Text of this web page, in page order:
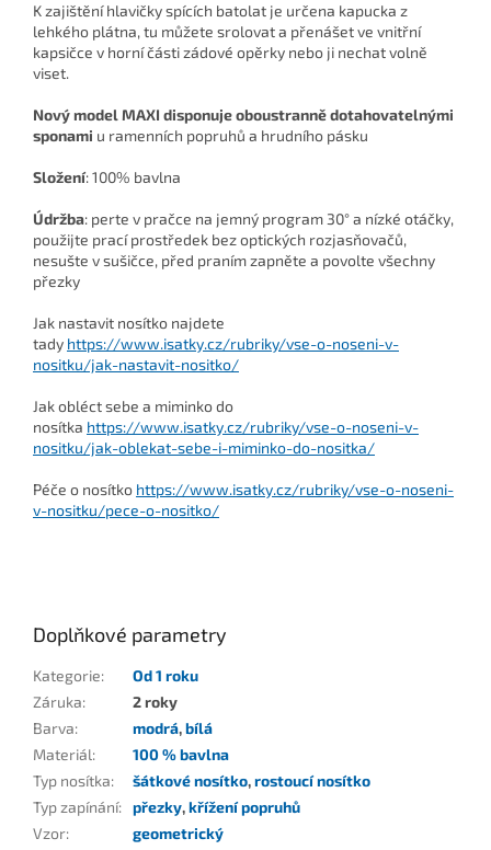
K zajištění hlavičky spících batolat je určena kapucka z
lehkého plátna, tu můžete srolovat a přenášet ve vnitřní
kapsičce v horní části zádové opěrky nebo ji nechat volně
viset.
Nový model MAXI disponuje oboustranně dotahovatelnými
sponami u ramenních popruhů a hrudního pásku
Složení:100% bavlna
Údržba: perte v pračce na jemný program 30° a nízké otáčky,
použijte prací prostředek bez optických rozjasňovačů,
nesušte v sušičce, před praním zapněte a povolte všechny
přezky
Jak nastavit nosítko najdete
tady https://www.isatky.cz/rubriky/vse-o-noseni-v-
nositku/jak-nastavit-nositko/
Jak obléct sebe a miminko do
nosítka https://www.isatky.cz/rubriky/vse-o-noseni-v-
nositku/jak-oblekat-sebe-i-miminko-do-nositka/
Péče o nosítko https://www.isatky.cz/rubriky/vse-o-noseni-
v-nositku/pece-o-nositko/
Doplňkové parametry
Kategorie:
Od 1 roku
Záruka:
2 roky
Barva: modrá,bílá
Materiál:
100 % bavlna
Typ nosítka: šátkové nosítko,rostoucí nosítko
Typ zapínání: přezky,křížení popruhů
Vzor: geometrický